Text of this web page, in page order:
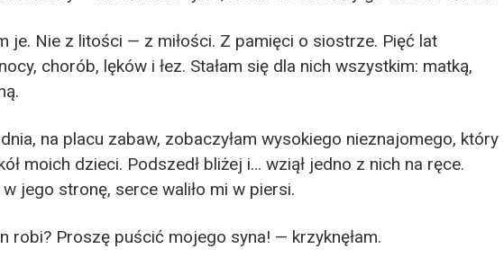
je. Nie z litości — z miłości. Z pamięci o siostrze. Pięć lat
chorób, lęków i łez. Stałam się dla nich wszystkim: matką,
na placu zabaw, zobaczyłam wysokiego nieznajomego, który
moich dzieci. Podszedł bliżej i… wziął jedno z nich na ręce.
w jego stronę, serce waliło mi w piersi.
robi? Proszę puścić mojego syna! — krzyknęłam.